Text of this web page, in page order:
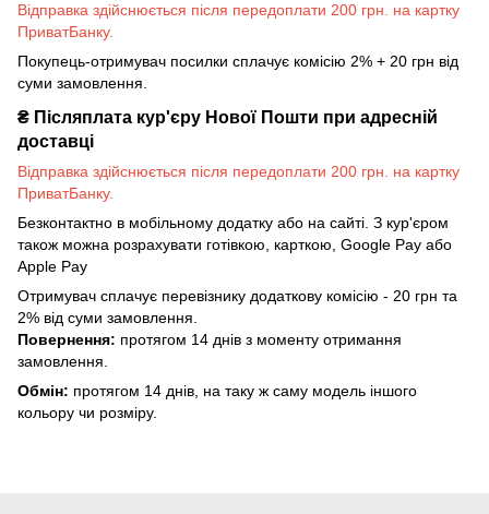
Відправка здійснюється після передоплати 200 грн. на картку
ПриватБанку.
Покупець-отримувач посилки сплачує комісію 2% + 20 грн від
суми замовлення.
₴ Післяплата кур'єру Нової Пошти при адресній
доставці
Відправка здійснюється після передоплати 200 грн. на картку
ПриватБанку.
Безконтактно в мобільному додатку або на сайті. З кур'єром
також можна розрахувати готівкою, карткою, Google Pay або
Apple Pay
Отримувач сплачує перевізнику додаткову комісію - 20 грн та
2% від суми замовлення.
Повернення: протягом 14 днів з моменту отримання
замовлення.
Обмін: протягом 14 днів, на таку ж саму модель іншого
кольору чи розміру.